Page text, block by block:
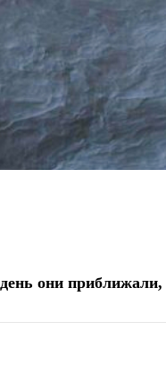
они